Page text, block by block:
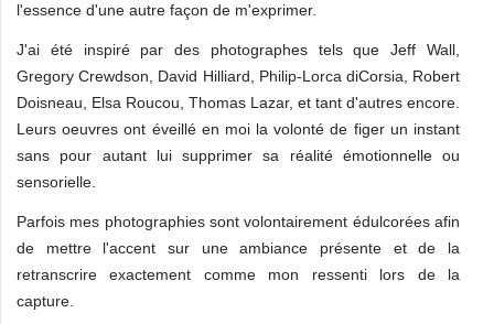
l'essence d'une autre façon de m'exprimer.
J'ai été inspiré par des photographes tels que Jeff Wall,
Gregory Crewdson, David Hilliard, Philip-Lorca diCorsia, Robert
Doisneau, Elsa Roucou, Thomas Lazar, et tant d'autres encore.
Leurs oeuvres ont éveillé en moi la volonté de figer un instant
sans pour autant lui supprimer sa réalité émotionnelle ou
sensorielle.
Parfois mes photographies sont volontairement édulcorées afin
de mettre l'accent sur une ambiance présente et de la
retranscrire exactement comme mon ressenti lors de la
capture.